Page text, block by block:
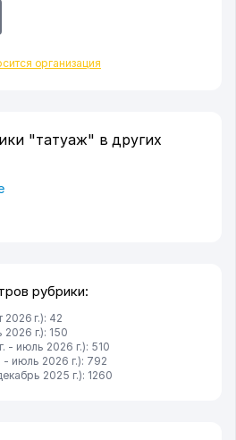
организация
"татуаж" в других
рубрики:
2026 г.): 42
г.): 150
- июль 2026 г.): 510
- июль 2026 г.): 792
2025 г.): 1260